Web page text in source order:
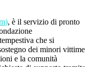
), è il servizio di pronto
che si
dei minori vittime
e la comunità